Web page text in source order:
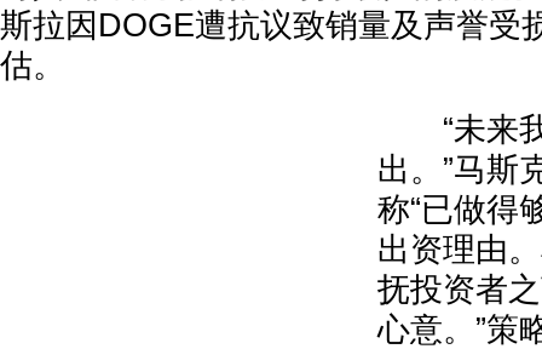
斯拉因DOGE遭抗议致销量及声誉受
估。
“未来我
出。”马斯
称“已做得
出资理由
抚投资者
心意。”策